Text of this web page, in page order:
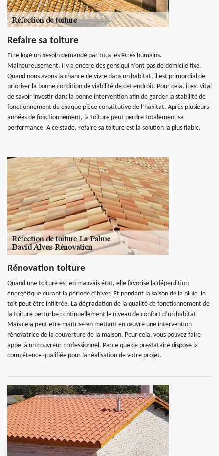
Refaire sa toiture
Etre logé un besoin demandé par tous les êtres humains.
Malheureusement, il y a encore des gens qui n’ont pas de domicile fixe.
Quand nous avons la chance de vivre dans un habitat, il est primordial de
prioriser la bonne condition de viabilité de cet endroit. Pour cela, il est vital
de savoir investir dans la bonne intervention afin de garder la stabilité de
fonctionnement de chaque pièce constitutive de l’habitat. Après plusieurs
années de fonctionnement, la toiture peut perdre totalement sa
performance. A ce stade, refaire sa toiture est la solution la plus fiable.
Rénovation toiture
Quand une toiture est en mauvais état, elle favorise la déperdition
énergétique durant la période d’hiver. Et pendant la saison de la pluie, le
toit peut être infiltrée. La dégradation de la qualité de fonctionnement de
la toiture perturbe continuellement le niveau de confort d’un habitat.
Mais cela peut être maitrisé en mettant en œuvre une intervention
rénovatrice de la couverture de la maison. Pour cela, vous pouvez faire
appel à un couvreur professionnel. Parce que ce prestataire dispose la
compétence qualifiée pour la réalisation de votre projet.